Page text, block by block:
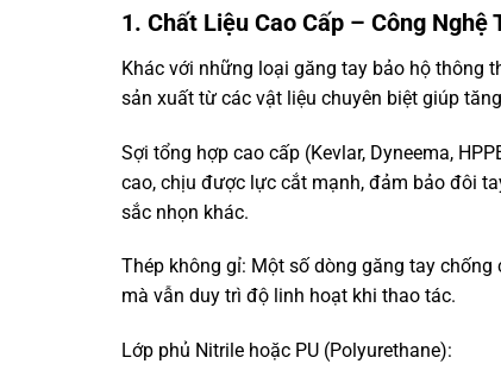
1. Chất Liệu Cao Cấp – Công Nghệ
Khác với những loại găng tay bảo hộ thông
sản xuất từ các vật liệu chuyên biệt giúp
Sợi tổng hợp cao cấp (Kevlar, Dyneema,
cao, chịu được lực cắt mạnh, đảm bảo đôi
sắc nhọn khác.
Thép không gỉ: Một số dòng găng tay
mà vẫn duy trì độ linh hoạt khi thao tác.
Lớp phủ Nitrile hoặc PU (Polyurethane):